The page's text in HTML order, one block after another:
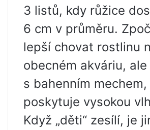
3 listů, kdy růžice
6 cm v průměru.
lepší chovat rostlinu
obecném akváriu,
s bahenním
poskytuje vysokou
Když „děti“ zesílí, je